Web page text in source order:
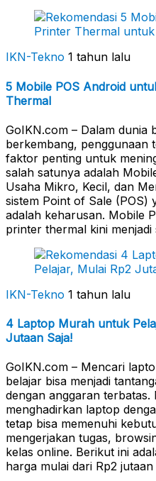
IKN-Tekno 1 tahun lalu
5 Mobile POS Android
Thermal
GoIKN.com – Dalam dunia
berkembang, penggunaan
faktor penting untuk
salah satunya adalah
Usaha Mikro, Kecil, dan
sistem Point of Sale (POS)
adalah keharusan. Mobile
printer thermal kini
IKN-Tekno 1 tahun lalu
4 Laptop Murah untuk
Jutaan Saja!
GoIKN.com – Mencari
belajar bisa menjadi
dengan anggaran
menghadirkan laptop
tetap bisa memenuhi
mengerjakan tugas,
kelas online. Berikut ini
harga mulai dari Rp2